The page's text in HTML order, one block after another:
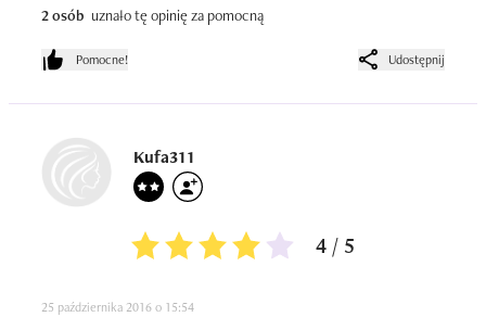
2 osób uznało tę opinię za pomocną
Pomocne! Udostępnij
Kufa311
4 / 5
25 października 2016 o 15:54